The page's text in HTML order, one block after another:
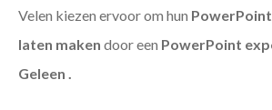
Velen kiezen ervoor om hun
laten maken door een PowerPoint
Geleen .